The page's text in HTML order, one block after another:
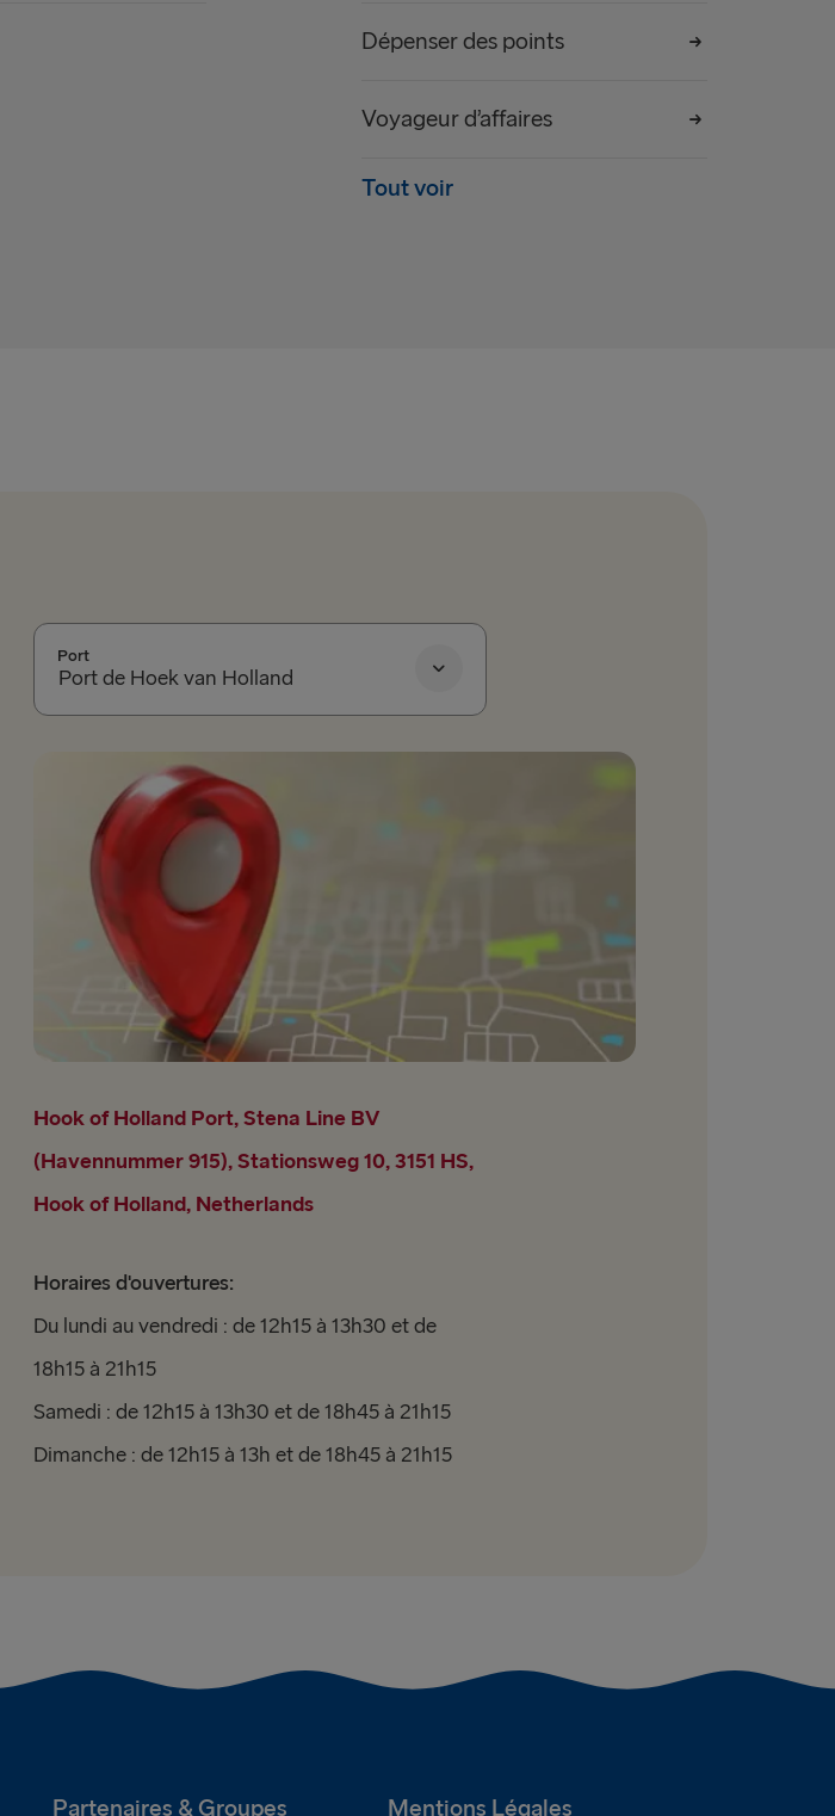
Dépenser des points
Voyageur d’affaires
Tout voir
Port
Port de Hoek van Holland
Hook of Holland Port, Stena Line BV
(Havennummer 915), Stationsweg 10, 3151 HS,
Hook of Holland, Netherlands
Horaires d'ouvertures:
Du lundi au vendredi : de 12h15 à 13h30 et de
18h15 à 21h15
Samedi : de 12h15 à 13h30 et de 18h45 à 21h15
Dimanche : de 12h15 à 13h et de 18h45 à 21h15
Partenaires & Groupes Mentions Légales